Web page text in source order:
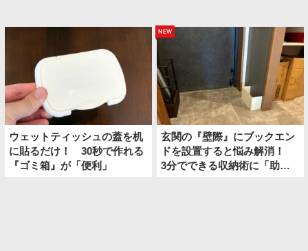
ウェットティッシュの蓋を机
に貼るだけ！ 30秒で作れる
『ゴミ箱』が「便利」
new
玄関の『壁際』にブックエン
ドを設置すると悩み解消！
3分でできる収納術に「助か
った！」